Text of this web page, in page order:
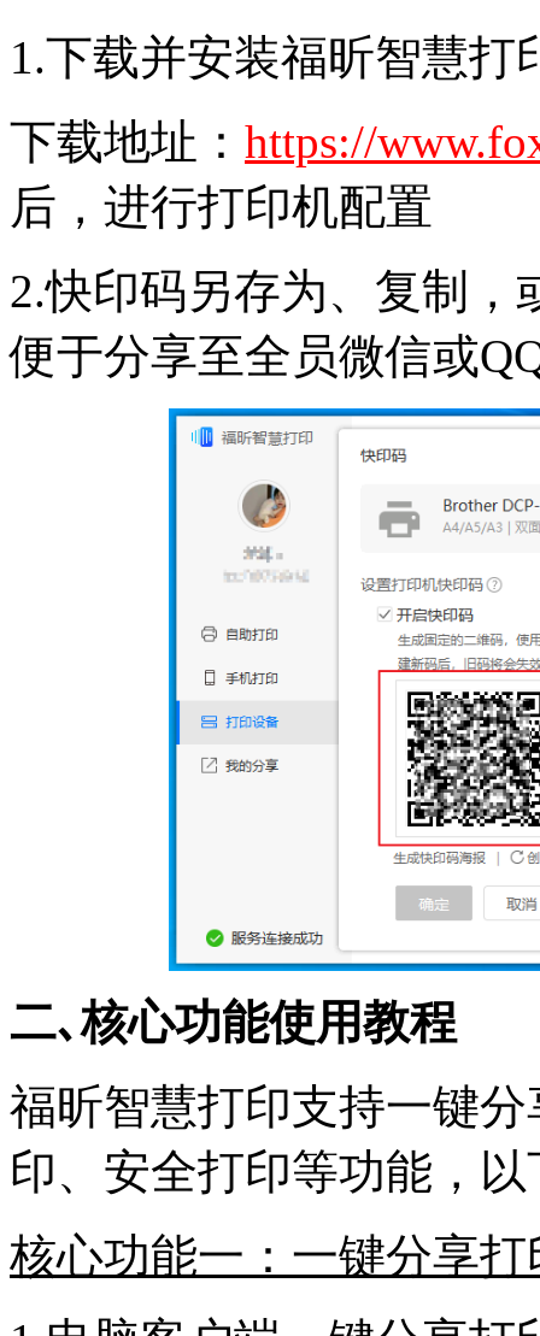
1.下载并安装福昕智慧打
下载地址： https://
后，进行打印机配置
2.快印码另存为、复制
便于分享至全员微信或
二､核心功能使用教程
福昕智慧打印支持一键
印、安全打印等功能，
核心功能一：一键分享打